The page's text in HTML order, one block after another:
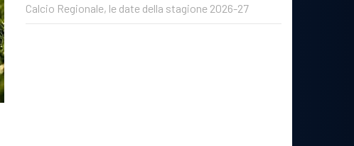
Calcio Regionale, le date della stagione 2026-27